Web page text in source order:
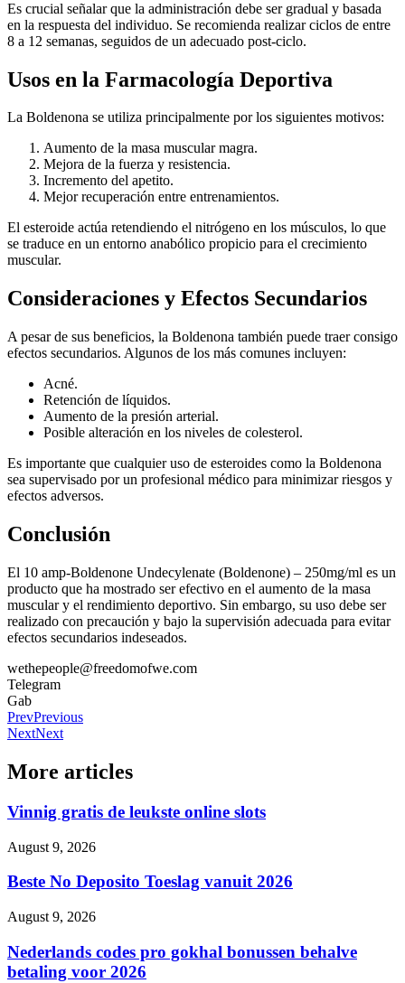
Es crucial señalar que la administración debe ser gradual y basada
en la respuesta del individuo. Se recomienda realizar ciclos de entre
8 a 12 semanas, seguidos de un adecuado post-ciclo.
Usos en la Farmacología Deportiva
La Boldenona se utiliza principalmente por los siguientes motivos:
Aumento de la masa muscular magra.
Mejora de la fuerza y resistencia.
Incremento del apetito.
Mejor recuperación entre entrenamientos.
El esteroide actúa retendiendo el nitrógeno en los músculos, lo que
se traduce en un entorno anabólico propicio para el crecimiento
muscular.
Consideraciones y Efectos Secundarios
A pesar de sus beneficios, la Boldenona también puede traer consigo
efectos secundarios. Algunos de los más comunes incluyen:
Acné.
Retención de líquidos.
Aumento de la presión arterial.
Posible alteración en los niveles de colesterol.
Es importante que cualquier uso de esteroides como la Boldenona
sea supervisado por un profesional médico para minimizar riesgos y
efectos adversos.
Conclusión
El 10 amp-Boldenone Undecylenate (Boldenone) – 250mg/ml es un
producto que ha mostrado ser efectivo en el aumento de la masa
muscular y el rendimiento deportivo. Sin embargo, su uso debe ser
realizado con precaución y bajo la supervisión adecuada para evitar
efectos secundarios indeseados.
wethepeople@freedomofwe.com
Telegram
Gab
PrevPrevious
NextNext
More articles
Vinnig gratis de leukste online slots
August 9, 2026
Beste No Deposito Toeslag vanuit 2026
August 9, 2026
Nederlands codes pro gokhal bonussen behalve
betaling voor 2026